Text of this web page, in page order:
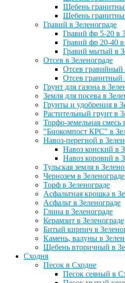
Щебень
Щебень
Гравий в Зеленограде
Гравий фр 5-20 в
Гравий фр 20-40 в
Гравий мытый в
Отсев в Зеленограде
Отсев гравийный
Отсев гранитный
Грунт для газона в
Земля для посева в
Грунты и удобрения в
Растительный грунт в
Торфо-земельная смесь
"Биокомпост КРС" в
Навоз-перегной в
Навоз конский в
Навоз коровий в
Тульская земля в
Чернозем в Зеленограде
Торф в Зеленограде
Асфальтная крошка в
Асфальт в Зеленограде
Глина в Зеленограде
Керамзит в Зеленограде
Битый кирпич в
Камень, валуны в
Щебень вторичный в
Сходня
Песок в Сходне
Песок сеяный в